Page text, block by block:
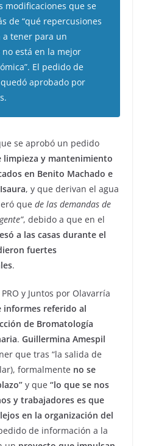
modificaciones que se
de “qué repercusiones
a tener para un
está en la mejor
El pedido de
aprobado por
se aprobó un pedido
limpieza y mantenimiento
en Benito Machado e
, y que derivan el agua
que de las demandas de
, debido a que en el
a las casas durante el
fuertes
.
y Juntos por Olavarría
informes referido al
de Bromatología
. Guillermina Amespil
que tras “la salida de
formalmente no se
y que “lo que se nos
y trabajadores es que
en la organización del
de información a la